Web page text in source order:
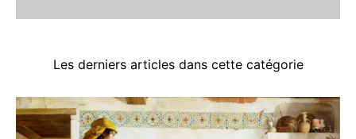
Les derniers articles dans cette catégorie